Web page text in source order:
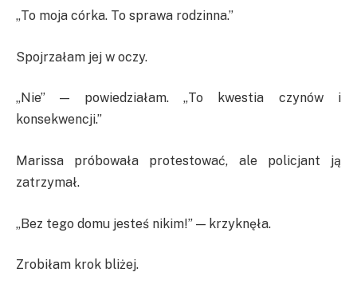
„To moja córka. To sprawa rodzinna.”
Spojrzałam jej w oczy.
„Nie” — powiedziałam. „To kwestia czynów i
konsekwencji.”
Marissa próbowała protestować, ale policjant ją
zatrzymał.
„Bez tego domu jesteś nikim!” — krzyknęła.
Zrobiłam krok bliżej.